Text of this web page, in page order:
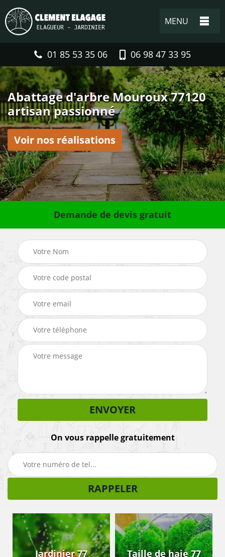
MENU
01 85 53 35 06 06 98 47 33 95
Abattage d'arbre Mouroux 77120
artisan passionné
Voir nos réalisations
Demande de devis gratuit
On vous rappelle gratuitement
Jardinier 77 Taille de haie 77